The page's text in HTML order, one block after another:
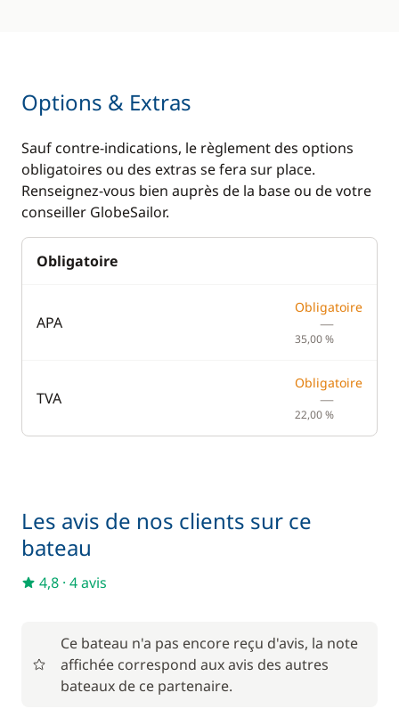
Options & Extras
Sauf contre-indications, le règlement des options
obligatoires ou des extras se fera sur place.
Renseignez-vous bien auprès de la base ou de votre
conseiller GlobeSailor.
Obligatoire
APA
Obligatoire
—
35,00 %
TVA
Obligatoire
—
22,00 %
Les avis de nos clients sur ce
bateau
4,8 · 4 avis
Ce bateau n'a pas encore reçu d'avis, la note
affichée correspond aux avis des autres
bateaux de ce partenaire.